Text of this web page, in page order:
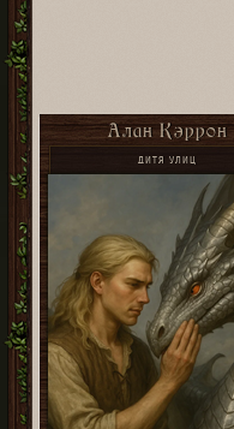
Алан Кэррон
ДИТЯ УЛИЦ